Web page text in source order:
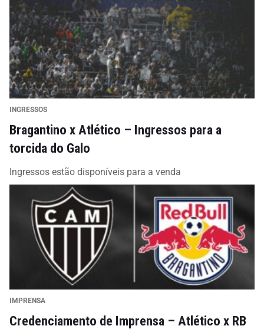
INGRESSOS
Bragantino x Atlético – Ingressos para a
torcida do Galo
Ingressos estão disponíveis para a venda
IMPRENSA
Credenciamento de Imprensa – Atlético x RB